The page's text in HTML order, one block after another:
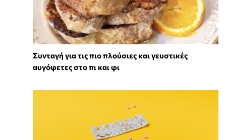
Συνταγή για τις πιο πλούσιες και γευστικές
αυγόφετες στο πι και φι